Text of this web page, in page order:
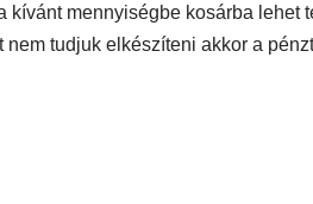
mennyiségbe kosárba
tudjuk elkészíteni akkor a